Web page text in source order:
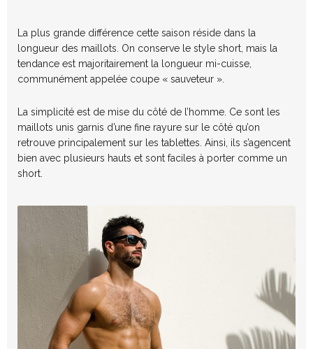
La plus grande différence cette saison réside dans la
longueur des maillots. On conserve le style short, mais la
tendance est majoritairement la longueur mi-cuisse,
communément appelée coupe « sauveteur ».
La simplicité est de mise du côté de l’homme. Ce sont les
maillots unis garnis d’une fine rayure sur le côté qu’on
retrouve principalement sur les tablettes. Ainsi, ils s’agencent
bien avec plusieurs hauts et sont faciles à porter comme un
short.